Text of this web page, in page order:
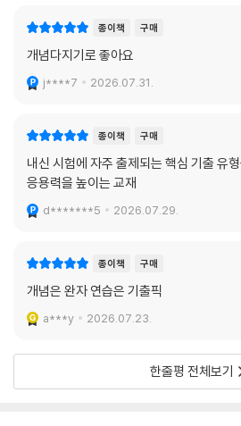
종이책 구매
개념다지기로 좋아요
j****7 2026.07.31.
종이책 구매
내신 시험에 자주 출제되는 핵심 기출 유
응용력을 높이는 교재
d*******5 2026.07.29.
종이책 구매
개념은 완자 연습은 기출픽
a***y 2026.07.23.
한줄평 전체보기